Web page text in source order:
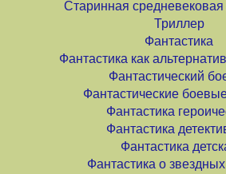
Старинная средневековая
Триллер
Фантастика
Фантастика как
Фантастический
Фантастические
Фантастика
Фантастика
Фантастика
Фантастика о